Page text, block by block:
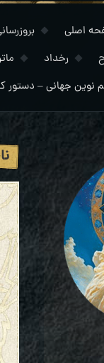
اصلی
رخداد
نوین جهانی – دستور کار